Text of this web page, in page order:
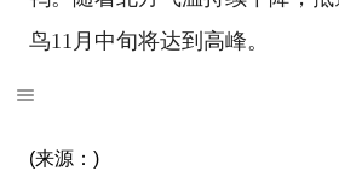
鸟11月中旬将达到高峰。
(来源：)